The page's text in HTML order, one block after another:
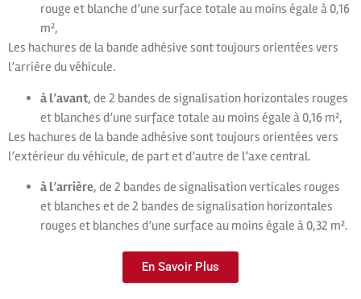
rouge et blanche d’une surface totale au moins égale à 0,16
m²,
Les hachures de la bande adhésive sont toujours orientées vers
l’arrière du véhicule.
à l’avant, de 2 bandes de signalisation horizontales rouges
et blanches d’une surface totale au moins égale à 0,16 m²,
Les hachures de la bande adhésive sont toujours orientées vers
l’extérieur du véhicule, de part et d’autre de l’axe central.
à l’arrière, de 2 bandes de signalisation verticales rouges
et blanches et de 2 bandes de signalisation horizontales
rouges et blanches d’une surface au moins égale à 0,32 m².
En Savoir Plus